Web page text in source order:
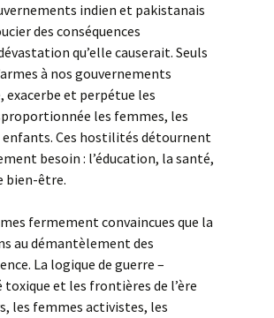
indien et pakistanais
des conséquences
qu’elle causerait. Seuls
à nos gouvernements
et perpétue les
les femmes, les
enfants. Ces hostilités détournent
besoin : l’éducation, la santé,
bien-être.
fermement convaincues que la
au démantèlement des
La logique de guerre –
et les frontières de l’ère
les femmes activistes, les